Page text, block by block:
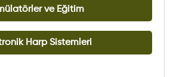
ve Eğitim
Harp Sistemleri